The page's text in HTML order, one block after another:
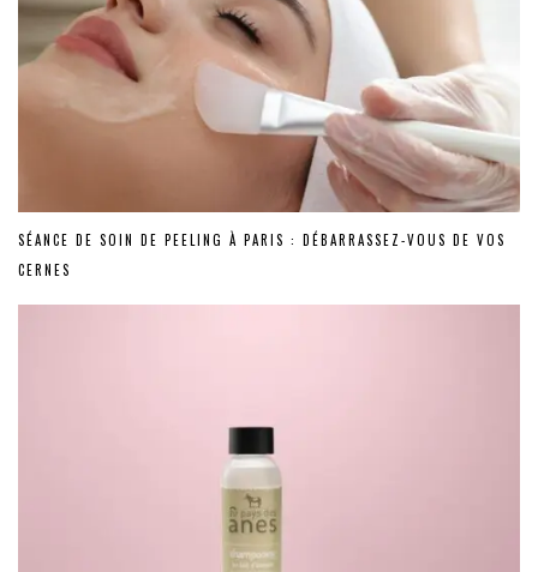
SÉANCE DE SOIN DE PEELING À PARIS : DÉBARRASSEZ-VOUS DE VOS
CERNES